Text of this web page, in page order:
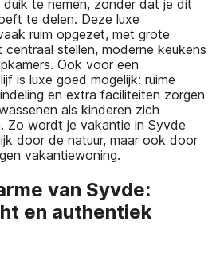
te nemen, zonder dat je dit
te delen. Deze luxe
ruim opgezet, met grote
stellen, moderne keukens
Ook voor een
is luxe goed mogelijk: ruime
en extra faciliteiten zorgen
als kinderen zich
Zo wordt je vakantie in Syvde
door de natuur, maar ook door
vakantiewoning.
van Syvde:
en authentiek